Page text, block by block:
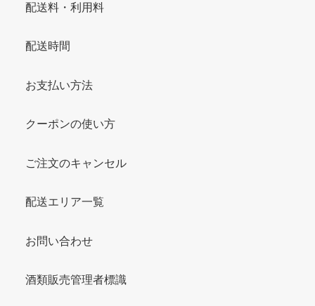
配送料・利用料
配送時間
お支払い方法
クーポンの使い方
ご注文のキャンセル
配送エリア一覧
お問い合わせ
酒類販売管理者標識